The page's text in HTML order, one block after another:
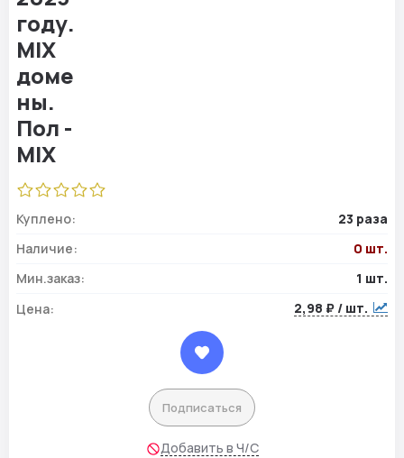
Куплено:
23 раза
Наличие:
0 шт.
Мин.заказ:
1 шт.
Цена:
2,98 ₽ / шт.
Подписаться
Добавить в Ч/С